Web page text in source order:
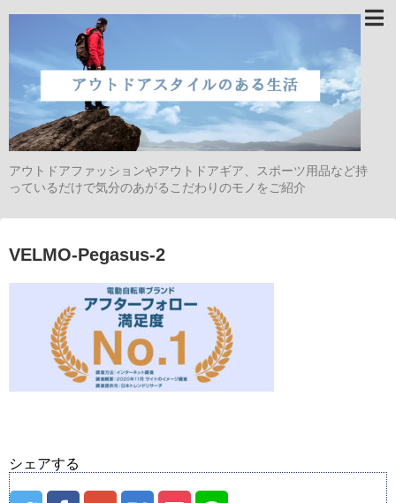
アウトドアファッションやアウトドアギア、スポーツ用品など持
っているだけで気分のあがるこだわりのモノをご紹介
VELMO-Pegasus-2
シェアする